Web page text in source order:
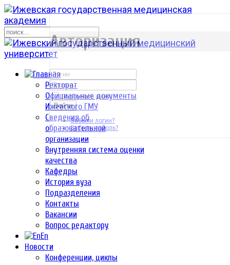
Ректорат
Официальные документы
Ижевского ГМУ
Сведения об
образовательной
организации
Внутренняя система оценки
качества
Кафедры
История вуза
Подразделения
Контакты
Вакансии
Вопрос редактору
En
Новости
Конференции, циклы
р
Авторизация
Запомнить меня
Войти
Забыли логин?
Забыли пароль?